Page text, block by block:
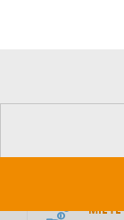
MIETE